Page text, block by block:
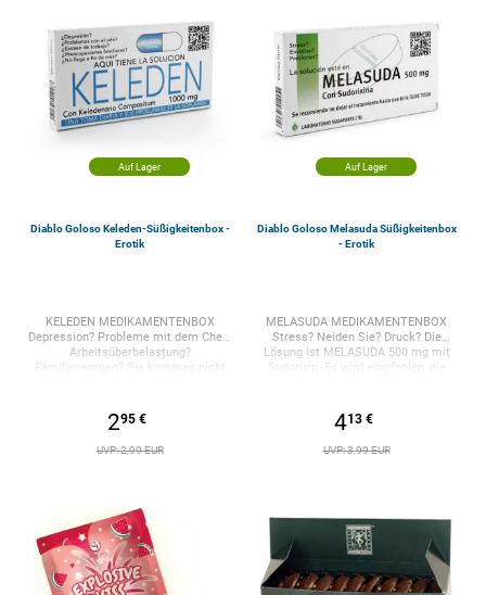
andere Veranstaltung mit Freunden
und Kollegen.
Auf Lager
Diablo Goloso Keleden-Süßigkeitenbox -
Erotik
KELEDEN MEDIKAMENTENBOX
Depression? Probleme mit dem Chef?
Arbeitsüberbelastung?
Familiensorgen? Sie kommen nicht
und Ihre Probleme werden
verschwinden. Enthält eine Auswahl
an Zuckersüßigkeiten mit Fruchtduft.
erotischem Thema für alle Arten von
Feiern: Abschiede, Geburtstage,
Ruhestand, Witze, Partys und jede
andere Veranstaltung mit Freunden
und Kollegen.
295 €
UVP: 2,99 EUR
Auf Lager
Diablo Goloso Melasuda Süßigkeitenbox
- Erotik
MELASUDA MEDIKAMENTENBOX
Stress? Neiden Sie? Druck? Die
Lösung ist MELASUDA 500 mg mit
Sudorixin. Es wird empfohlen, die
eine Auswahl an Zuckersüßigkeiten
mit Fruchtduft. ​Diablo Picante ,
Pionier in Spanien bei der Herstellung
lustiger Artikel mit erotischem
Veranstaltung mit Freunden und
Kollegen.
413 €
UVP: 3,99 EUR